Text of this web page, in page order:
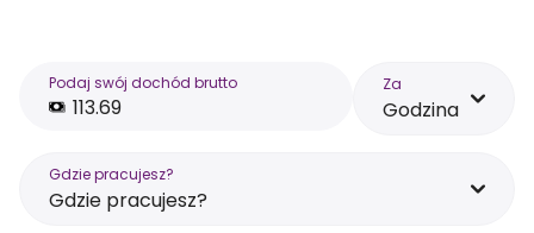
Podaj swój dochód brutto Za
Godzina
Gdzie pracujesz?
Gdzie pracujesz?